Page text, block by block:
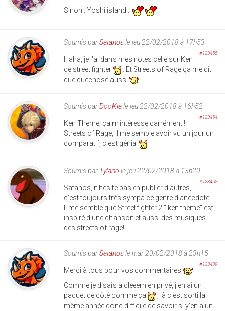
Sinon : Yoshi island...
Soumis parSatanosle jeu 22/02/2018 à 17h53
#123455
Haha, je l'ai dans mes notes celle sur Ken
de street fighter
. Et Streets of Rage ça me dit
quelquechose aussi
Soumis parDooKiele jeu 22/02/2018 à 16h52
#123454
Ken Theme, ça m'intéresse carrément !!
Streets of Rage, il me semble avoir vu un jour un
comparatif, c'est génial
Soumis par Tylano le jeu 22/02/2018 à 13h20
#123452
Satanos, n'hésite pas en publier d'autres,
c'est toujours très sympa ce genre d'anecdote!
Il me semble que Street fighter 2 " ken theme" est
inspiré d'une chanson et aussi des musiques
des streets of rage!
Soumis parSatanosle mar 20/02/2018 à 23h15
#123439
Merci à tous pour vos commentaires
Comme je disais à cleeem en privé, j'en ai un
paquet de côté comme ça
, là c'est sorti la
même année donc difficile de savoir si y'en a un